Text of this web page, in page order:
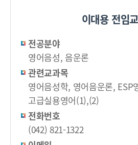
이대용 전임
전공분야
영어음성, 음운론
관련교과목
영어음성학, 영어음운론, ESP
고급실용영어(1),(2)
전화번호
(042) 821-1322